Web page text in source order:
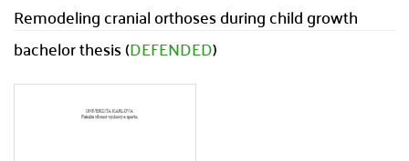
Remodeling cranial orthoses during child growth
bachelor thesis (DEFENDED)